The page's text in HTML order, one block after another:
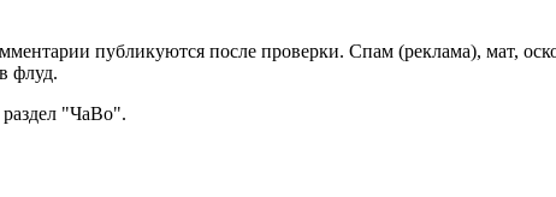
публикуются после проверки. Спам (реклама), мат,
флуд.
раздел "ЧаВо".